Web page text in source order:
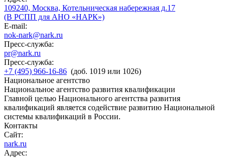
109240, Москва, Котельническая набережная д.17
(В РСПП для АНО «НАРК»)
E-mail:
nok-nark@nark.ru
Пресс-служба:
pr@nark.ru
Пресс-служба:
+7 (495) 966-16-86 (доб. 1019 или 1026)
Национальное агентство
Национальное агентство развития квалификации
Главной целью Национального агентства развития
квалификаций является содействие развитию Национальной
системы квалификаций в России.
Контакты
Сайт:
nark.ru
Адрес: